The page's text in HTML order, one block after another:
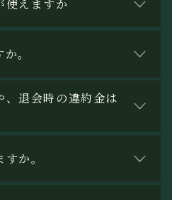
方法などお気軽にご連絡く
使えますか
ードのみのなります。
。
にお手洗いはございませ
、退会時の違約金は
用開始日の翌月末で退会
か。
っており、都度利用は行